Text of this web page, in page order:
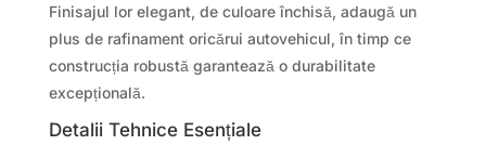
Finisajul lor elegant, de culoare închisă, adaugă un
plus de rafinament oricărui autovehicul, în timp ce
construcția robustă garantează o durabilitate
excepțională.
Detalii Tehnice Esențiale